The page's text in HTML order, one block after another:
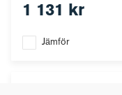
1 131 kr
Jämför